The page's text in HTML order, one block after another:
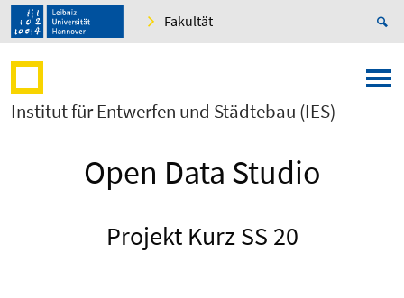
Fakultät
Institut für Entwerfen und Städtebau (IES)
Open Data Studio
Projekt Kurz SS 20